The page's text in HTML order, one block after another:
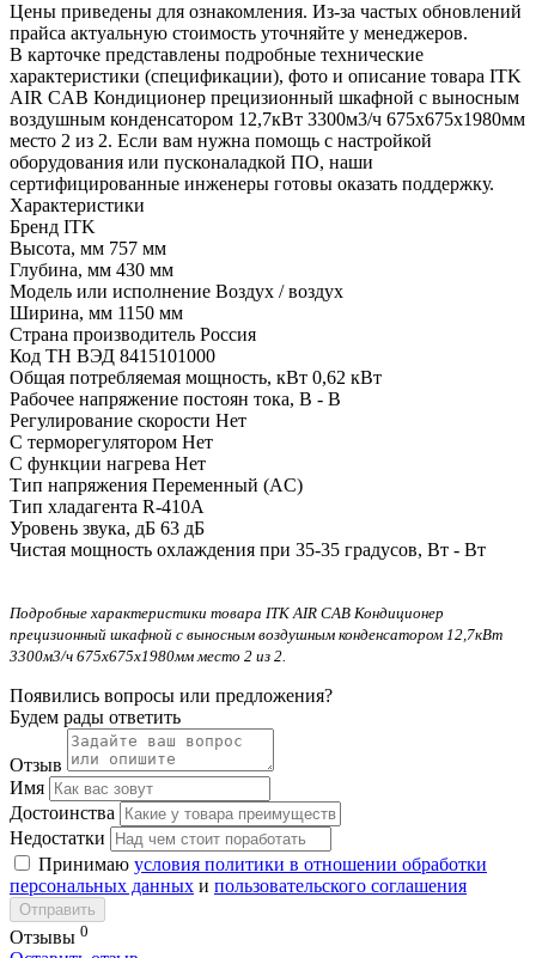
Цены приведены для ознакомления. Из‑за частых обновлений
прайса актуальную стоимость уточняйте у менеджеров.
В карточке представлены подробные технические
характеристики (спецификации), фото и описание товара ITK
AIR CAB Кондиционер прецизионный шкафной с выносным
воздушным конденсатором 12,7кВт 3300м3/ч 675х675х1980мм
место 2 из 2. Если вам нужна помощь с настройкой
оборудования или пусконаладкой ПО, наши
сертифицированные инженеры готовы оказать поддержку.
Характеристики
Бренд ITK
Высота, мм 757 мм
Глубина, мм 430 мм
Модель или исполнение Воздух / воздух
Ширина, мм 1150 мм
Страна производитель Россия
Код ТН ВЭД 8415101000
Общая потребляемая мощность, кВт 0,62 кВт
Рабочее напряжение постоян тока, В - В
Регулирование скорости Нет
С терморегулятором Нет
С функции нагрева Нет
Тип напряжения Переменный (AC)
Тип хладагента R-410A
Уровень звука, дБ 63 дБ
Чистая мощность охлаждения при 35-35 градусов, Вт - Вт
Подробные характеристики товара ITK AIR CAB Кондиционер
прецизионный шкафной с выносным воздушным конденсатором 12,7кВт
3300м3/ч 675х675х1980мм место 2 из 2.
Появились вопросы или предложения?
Будем рады ответить
Отзыв
Имя
Достоинства
Недостатки
Принимаю условия политики в отношении обработки
персональных данных и пользовательского соглашения
Отправить
Отзывы 0